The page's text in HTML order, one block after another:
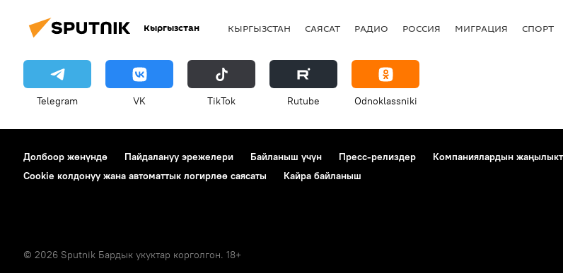
Кыргызстан КЫРГЫЗСТАН САЯСАТ РАДИО РОССИЯ МИГРАЦИЯ СПОРТ
Telegram VK ТikТоk Rutube Odnoklassniki
Долбоор жөнүндө Пайдалануу эрежелери Байланыш үчүн Пресс-релиздер Компаниялардын
Cookie колдонуу жана автоматтык логирлөө саясаты
Кайра байланыш
© 2026 Sputnik Бардык укуктар корголгон. 18+